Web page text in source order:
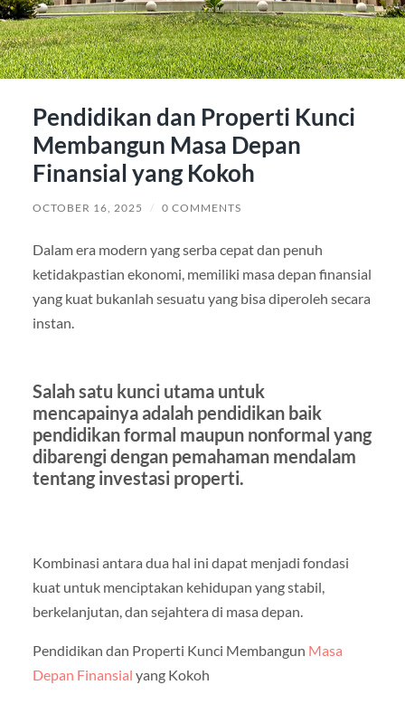
Pendidikan dan Properti Kunci
Membangun Masa Depan
Finansial yang Kokoh
OCTOBER 16, 2025 / 0 COMMENTS
Dalam era modern yang serba cepat dan penuh
ketidakpastian ekonomi, memiliki masa depan finansial
yang kuat bukanlah sesuatu yang bisa diperoleh secara
instan.
Salah satu kunci utama untuk
mencapainya adalah pendidikan baik
pendidikan formal maupun nonformal yang
dibarengi dengan pemahaman mendalam
tentang investasi properti.
Kombinasi antara dua hal ini dapat menjadi fondasi
kuat untuk menciptakan kehidupan yang stabil,
berkelanjutan, dan sejahtera di masa depan.
Pendidikan dan Properti Kunci Membangun Masa
Depan Finansial yang Kokoh